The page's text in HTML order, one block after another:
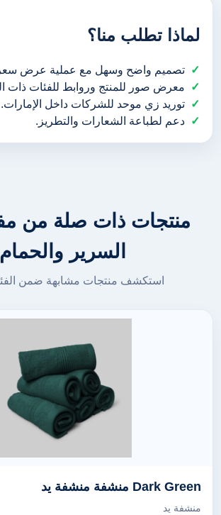
لماذا تطلب منا؟
تصميم واضح وسهل مع عملية عرض
معرض صور للمنتج وروابط للفئات ذات
توريد زي موحد للشركات داخل الإمارات.
دعم لطباعة الشعارات والتطريز.
منتجات ذات صلة من
السرير والحمام
استكشف منتجات مشابهة ضمن
Dark Green منشفة منشفة يد
منشفة يد